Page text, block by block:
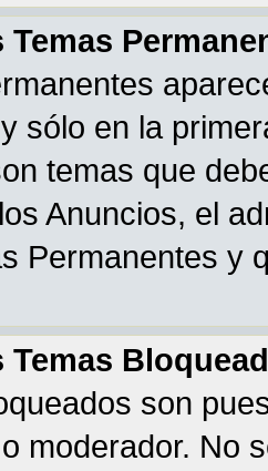
sólo en la
temas que
Anuncios, el
Permanentes y
Temas
son
moderador. No